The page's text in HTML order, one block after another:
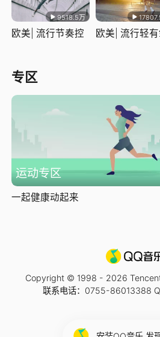
9518.5万
欧美| 流行节奏控 欧美| 流行轻
专区
运动专区
一起健康动起来
Copyright © 1998 - 2026
联系电话：0755-86013388